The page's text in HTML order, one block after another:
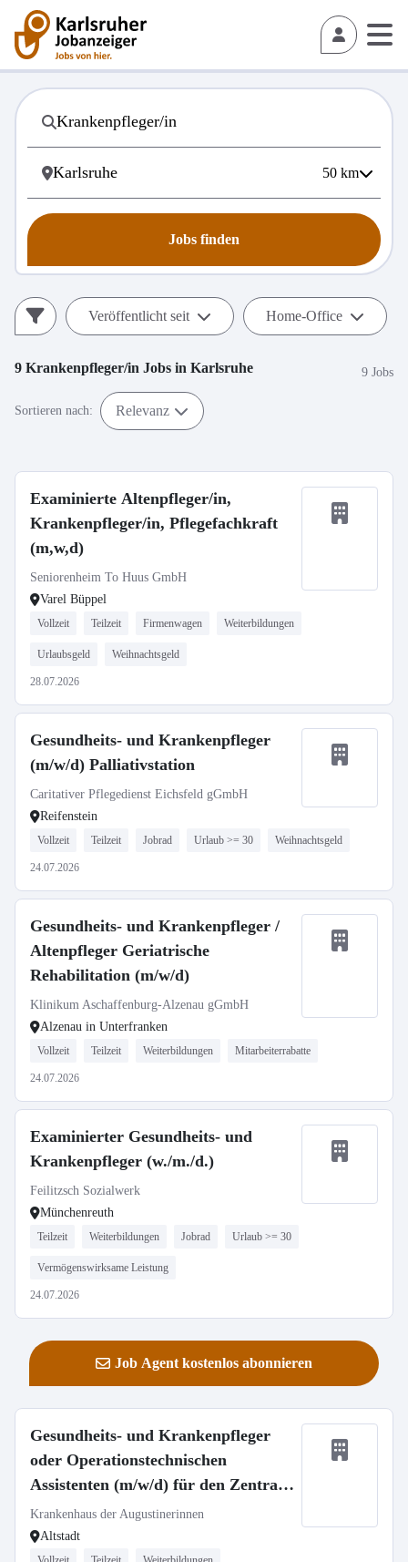
50 km
Jobs finden
Veröffentlicht seit Home-Office
9 Krankenpfleger/in Jobs in Karlsruhe 9 Jobs
Sortieren nach: Relevanz
Examinierte Altenpfleger/in,
Krankenpfleger/in, Pflegefachkraft
(m,w,d)
Seniorenheim To Huus GmbH
Varel Büppel
Vollzeit Teilzeit Firmenwagen Weiterbildungen
Urlaubsgeld Weihnachtsgeld
28.07.2026
Gesundheits- und Krankenpfleger
(m/w/d) Palliativstation
Caritativer Pflegedienst Eichsfeld gGmbH
Reifenstein
Vollzeit Teilzeit Jobrad Urlaub >= 30 Weihnachtsgeld
24.07.2026
Gesundheits- und Krankenpfleger /
Altenpfleger Geriatrische
Rehabilitation (m/w/d)
Klinikum Aschaffenburg-Alzenau gGmbH
Alzenau in Unterfranken
Vollzeit Teilzeit Weiterbildungen Mitarbeiterrabatte
24.07.2026
Examinierter Gesundheits- und
Krankenpfleger (w./m./d.)
Feilitzsch Sozialwerk
Münchenreuth
Teilzeit Weiterbildungen Jobrad Urlaub >= 30
Vermögenswirksame Leistung
24.07.2026
Job Agent kostenlos abonnieren
Gesundheits- und Krankenpfleger
oder Operationstechnischen
Assistenten (m/w/d) für den Zentral
OP - Neuaufbau unserer Spätdienste
Krankenhaus der Augustinerinnen
Altstadt